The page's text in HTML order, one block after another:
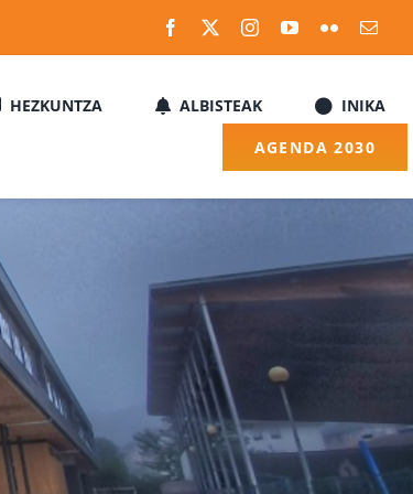
HEZKUNTZA ALBISTEAK
INIKA
AGENDA 2030